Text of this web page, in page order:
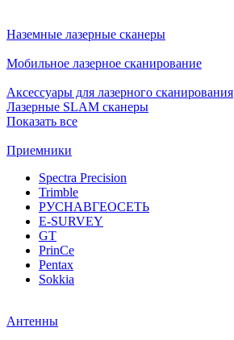
Наземные лазерные сканеры
Мобильное лазерное сканирование
Аксессуары для лазерного сканирования
Лазерные SLAM сканеры
Показать все
Приемники
Spectra Precision
Trimble
РУСНАВГЕОСЕТЬ
E-SURVEY
GT
PrinCe
Pentax
Sokkia
Антенны